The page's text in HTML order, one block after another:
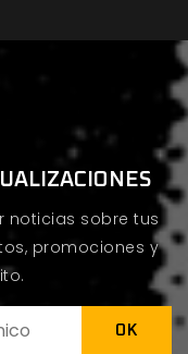
noticias sobre tus
promociones y